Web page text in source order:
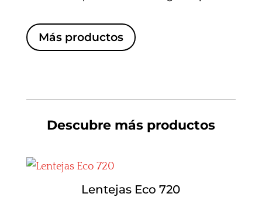
Más productos
Descubre más productos
Lentejas Eco 720